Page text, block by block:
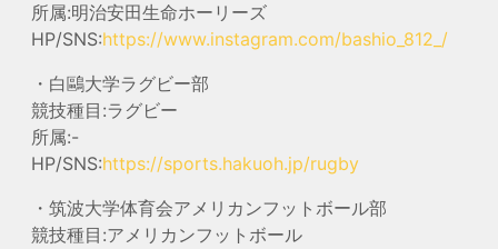
所属:明治安田生命ホーリーズ
HP/SNS:https://www.instagram.com/bashio_812_/
・白鷗大学ラグビー部
競技種目:ラグビー
所属:-
HP/SNS:https://sports.hakuoh.jp/rugby
・筑波大学体育会アメリカンフットボール部
競技種目:アメリカンフットボール